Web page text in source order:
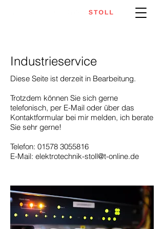
Industrieservice
Diese Seite ist derzeit in Bearbeitung.
Trotzdem können Sie sich gerne
telefonisch, per E-Mail oder über das
Kontaktformular bei mir melden, ich berate
Sie sehr gerne!
Telefon: 01578 3055816
E-Mail: elektrotechnik-stoll@t-online.de